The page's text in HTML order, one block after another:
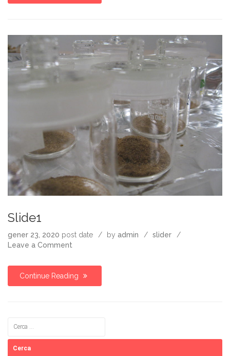
Slide1
gener 23, 2020 post date by admin
slider
Leave a Comment
Continue Reading